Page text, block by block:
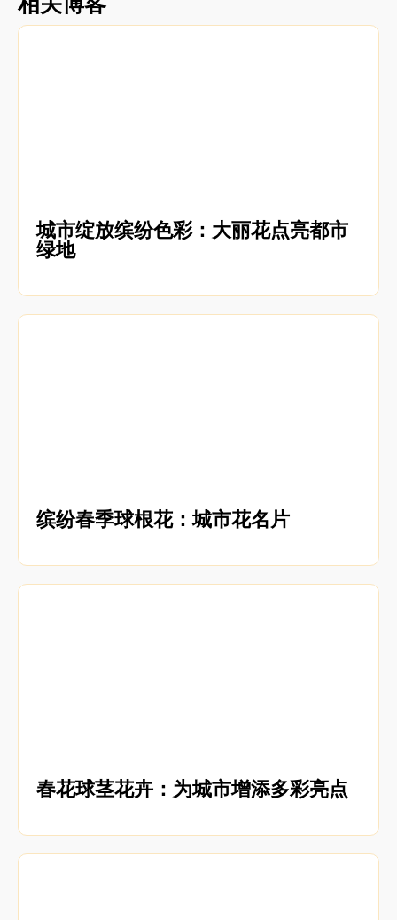
城市绽放缤纷色彩：大丽花点亮都市
绿地
缤纷春季球根花：城市花名片
春花球茎花卉：为城市增添多彩亮点